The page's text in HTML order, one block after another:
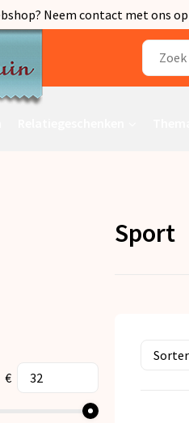
Neem contact met ons
€
Sport